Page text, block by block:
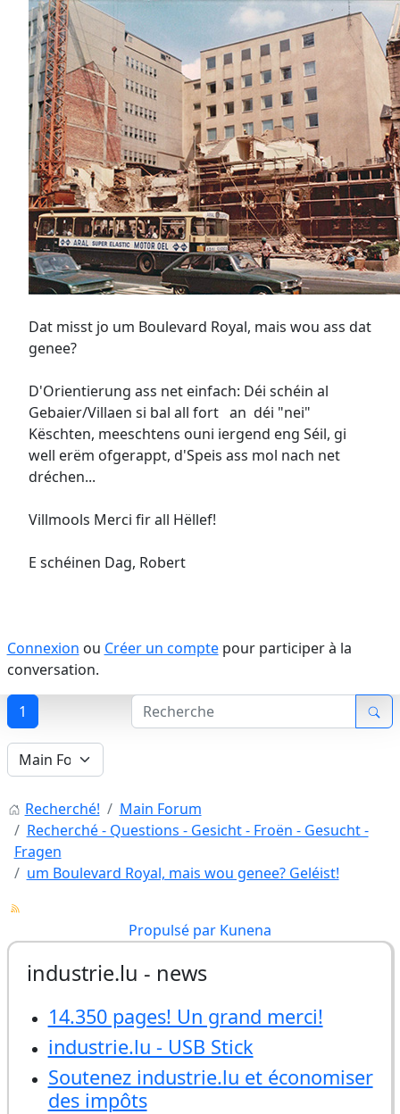
Dat misst jo um Boulevard Royal, mais wou ass dat
genee?
D'Orientierung ass net einfach: Déi schéin al
Gebaier/Villaen si bal all fort an déi "nei"
Këschten, meeschtens ouni iergend eng Séil, gi
well erëm ofgerappt, d'Speis ass mol nach net
dréchen...
Villmools Merci fir all Hëllef!
E schéinen Dag, Robert
Connexion ou Créer un comptepour participer à la
conversation.
1
Recherché!
Main Forum
Recherché - Questions - Gesicht - Froën - Gesucht -
Fragen
um Boulevard Royal, mais wou genee? Geléist!
Propulsé par Kunena
industrie.lu - news
14.350 pages! Un grand merci!
industrie.lu - USB Stick
Soutenez industrie.lu et économiser
des impôts